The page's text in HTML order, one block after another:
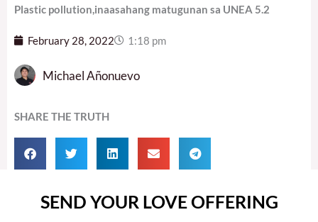
Plastic pollution,inaasahang matugunan sa UNEA 5.2
February 28, 2022 1:18 pm
Michael Añonuevo
SHARE THE TRUTH
SEND YOUR LOVE OFFERING